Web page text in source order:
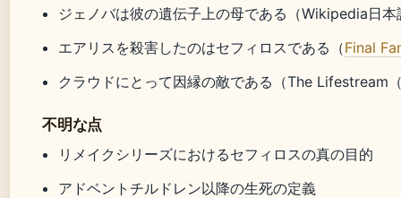
ジェノバは彼の遺伝子上の母である（Wikipedia日本
エアリスを殺害したのはセフィロスである（Final
クラウドにとって因縁の敵である（The Lifestream
不明な点
リメイクシリーズにおけるセフィロスの真の目的
アドベントチルドレン以降の生死の定義